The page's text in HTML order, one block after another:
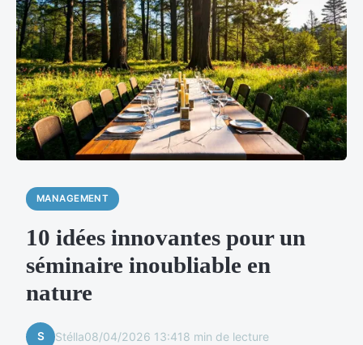
MANAGEMENT
10 idées innovantes pour un
séminaire inoubliable en
nature
S Stélla08/04/2026 13:418 min de lecture